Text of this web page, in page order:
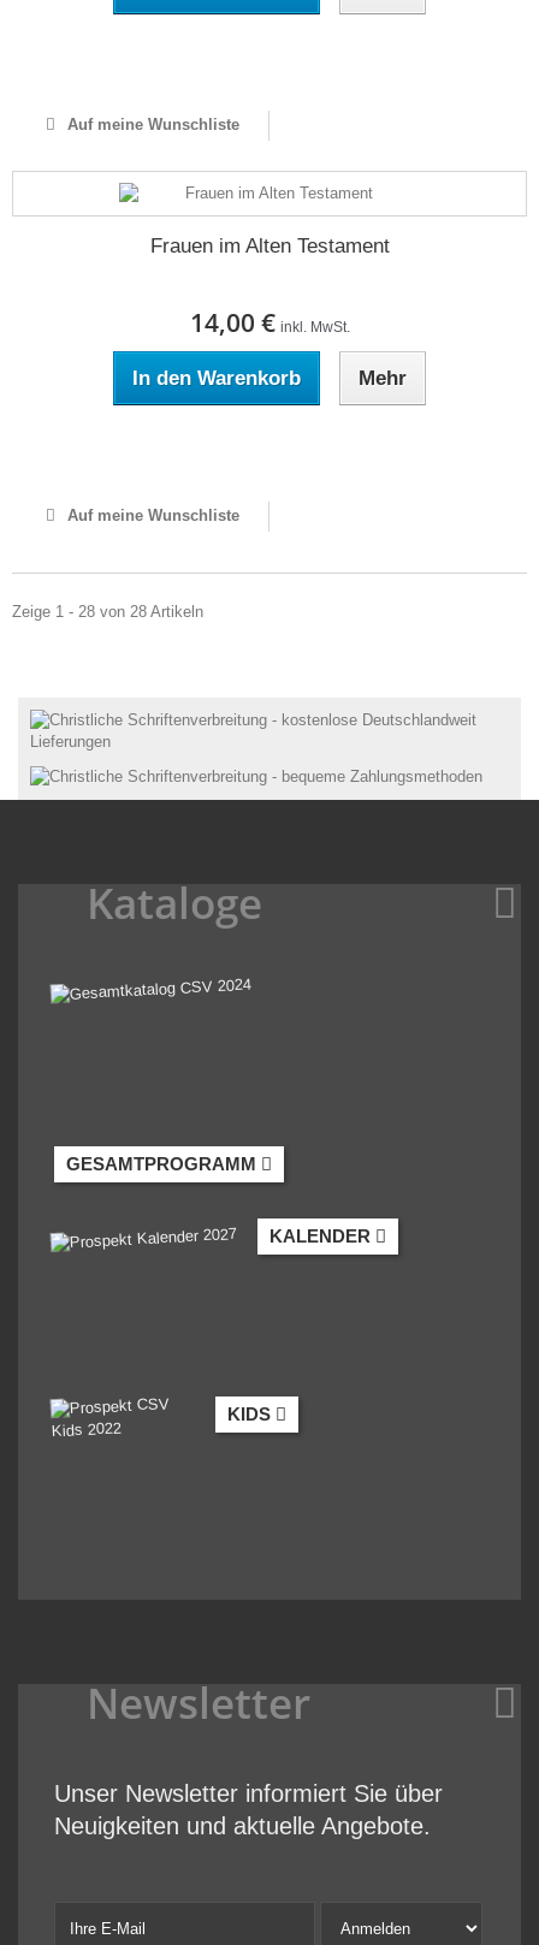
Auf meine Wunschliste
Frauen im Alten Testament
14,00 € inkl. MwSt.
In den Warenkorb Mehr
Auf meine Wunschliste
Zeige 1 - 28 von 28 Artikeln
Kataloge
GESAMTPROGRAMM
KALENDER
KIDS
Newsletter
Unser Newsletter informiert Sie über
Neuigkeiten und aktuelle Angebote.